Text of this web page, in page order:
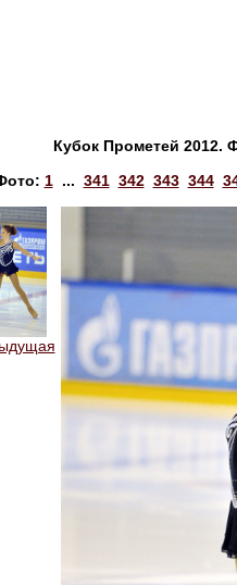
Кубок Прометей 2012.
1... 341 342 343 344